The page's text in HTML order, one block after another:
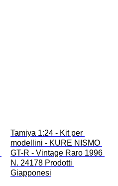
Tamiya 1:24 - Kit per
modellini - KURE NISMO
GT-R - Vintage Raro 1996
N. 24178 Prodotti
Giapponesi